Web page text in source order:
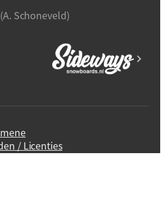
(A. Schoneveld)
/ Licenties